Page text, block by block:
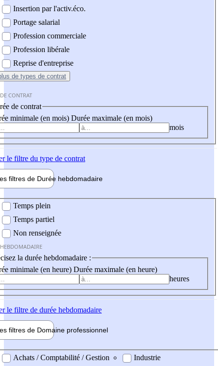
Insertion par l'activ.éco.
Portage salarial
Profession commerciale
Profession libérale
Reprise d'entreprise
de types de contrat
CONTRAT
de contrat
minimale (en mois) Durée maximale (en mois)
mois
le filtre du type de contrat
filtres de Durée hebdomadaire
Temps plein
Temps partiel
Non renseignée
la durée hebdomadaire :
minimale (en heure) Durée maximale (en heure)
heures
le filtre de durée hebdomadaire
filtres de Domaine professionnel
professionel
Achats / Comptabilité / Gestion
Industrie